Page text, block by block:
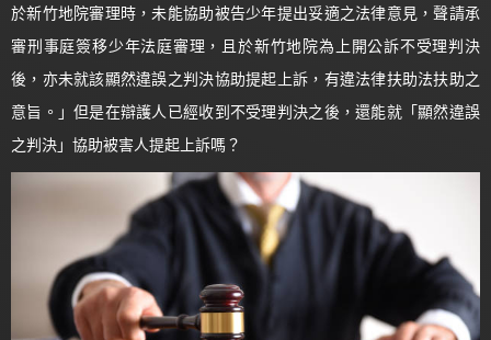
於新竹地院審理時，未能協助被告少年提出妥適之法律意見，聲請承
審刑事庭簽移少年法庭審理，且於新竹地院為上開公訴不受理判決
後，亦未就該顯然違誤之判決協助提起上訴，有違法律扶助法扶助之
意旨。」但是在辯護人已經收到不受理判決之後，還能就「顯然違誤
之判決」協助被害人提起上訴嗎？